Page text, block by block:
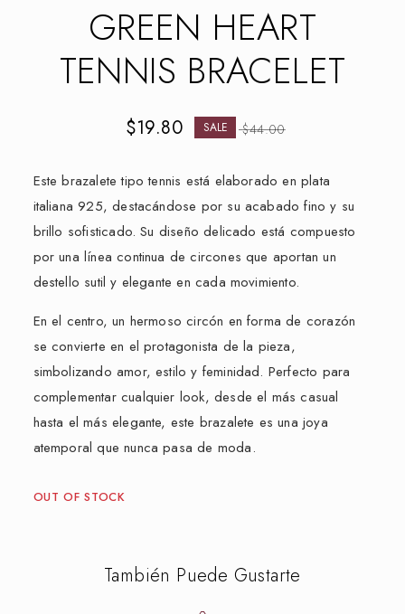
GREEN HEART
TENNIS BRACELET
SALE $44.00
$19.80
Este brazalete tipo tennis está elaborado en plata
italiana 925, destacándose por su acabado fino y su
brillo sofisticado. Su diseño delicado está compuesto
por una línea continua de circones que aportan un
destello sutil y elegante en cada movimiento.
En el centro, un hermoso circón en forma de corazón
se convierte en el protagonista de la pieza,
simbolizando amor, estilo y feminidad. Perfecto para
complementar cualquier look, desde el más casual
hasta el más elegante, este brazalete es una joya
atemporal que nunca pasa de moda.
OUT OF STOCK
También Puede Gustarte